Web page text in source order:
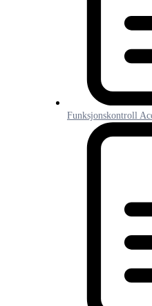
Funksjonskontroll